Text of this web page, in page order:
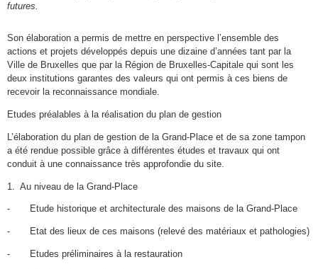
futures.
Son élaboration a permis de mettre en perspective l’ensemble des
actions et projets développés depuis une dizaine d’années tant par la
Ville de Bruxelles que par la Région de Bruxelles-Capitale qui sont les
deux institutions garantes des valeurs qui ont permis à ces biens de
recevoir la reconnaissance mondiale.
Etudes préalables à la réalisation du plan de gestion
L’élaboration du plan de gestion de la Grand-Place et de sa zone tampon
a été rendue possible grâce à différentes études et travaux qui ont
conduit à une connaissance très approfondie du site.
1. Au niveau de la Grand-Place
- Etude historique et architecturale des maisons de la Grand-Place
- Etat des lieux de ces maisons (relevé des matériaux et pathologies)
- Etudes préliminaires à la restauration